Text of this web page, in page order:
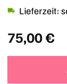
75,00€
Lieferzeit: